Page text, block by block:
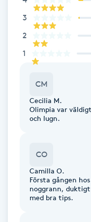
Face framing
Faceliftmassage
Fettreducering
3
2
1
CM
Cecilia M.
Olimpia var
och lugn.
CO
Camilla O.
Första gången
noggrann,
med bra tips.